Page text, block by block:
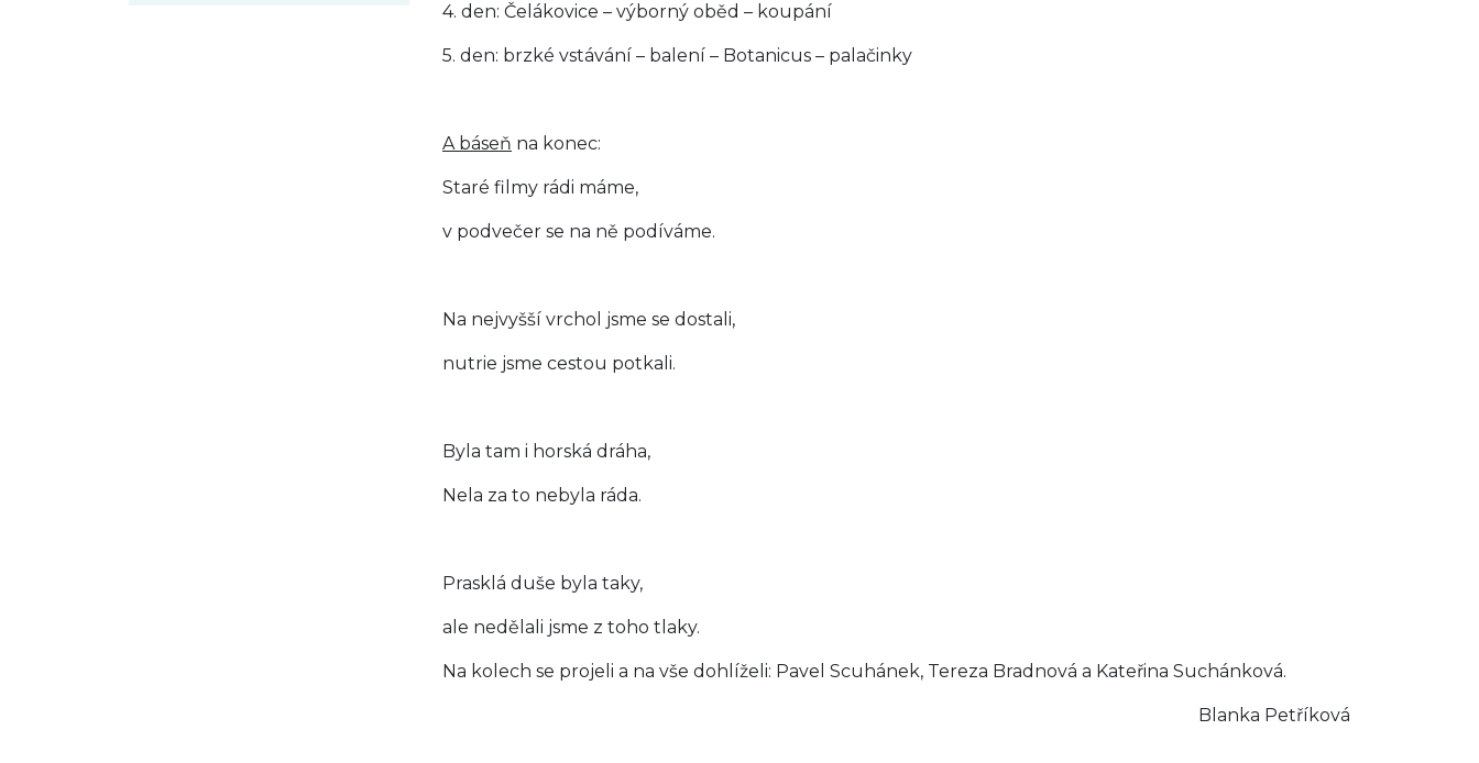
4. den: Čelákovice – výborný oběd – koupání
5. den: brzké vstávání – balení – Botanicus – palačinky
A báseň na konec:
Staré filmy rádi máme,
v podvečer se na ně podíváme.
Na nejvyšší vrchol jsme se dostali,
nutrie jsme cestou potkali.
Byla tam i horská dráha,
Nela za to nebyla ráda.
Prasklá duše byla taky,
ale nedělali jsme z toho tlaky.
Na kolech se projeli a na vše dohlíželi: Pavel Scuhánek, Tereza Bradnová a Kateřina Suchánková.
Blanka Petříková